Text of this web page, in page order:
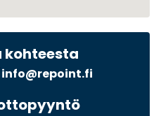
kohteesta
info@repoint.fi